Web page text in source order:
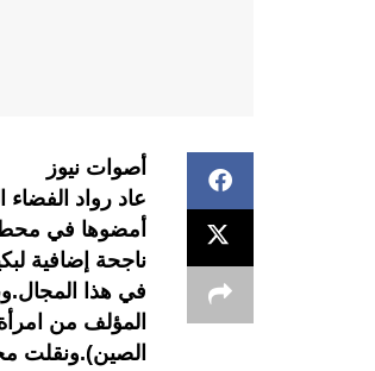
أصوات نيوز
أمضوها في
ناجحة إضافية
في هذا
الصين).ونقلت